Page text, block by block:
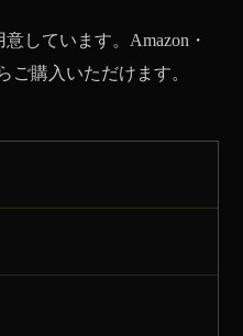
しています。Amazon・
ご購入いただけます。